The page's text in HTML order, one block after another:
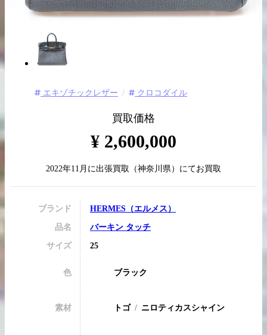
買取実績はこちらから
エキゾチックレザー クロコダイル
買取価格
¥ 2,600,000
2022年11月 に出張買取 （神奈川県）にてお買取
ブランド HERMES （エルメス ）
品名 バーキン タッチ
サイズ 25
色 ブラック
素材 トゴ ニロティカスシャイン